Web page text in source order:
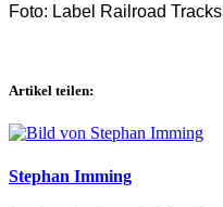
Foto: Label Railroad Tracks
Artikel teilen:
Stephan Imming